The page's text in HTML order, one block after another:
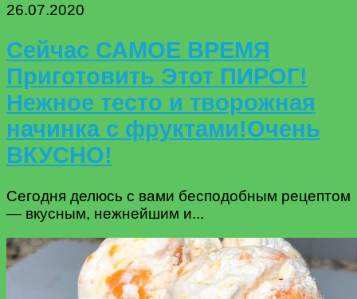
26.07.2020
Сейчас САМОЕ ВРЕМЯ
Приготовить Этот ПИРОГ!
Нежное тесто и творожная
начинка с фруктами!Очень
ВКУСНО!
Сегодня делюсь с вами бесподобным рецептом
— вкусным, нежнейшим и...